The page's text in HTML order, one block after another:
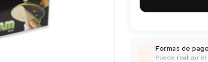
Formas de
Puede realizar el